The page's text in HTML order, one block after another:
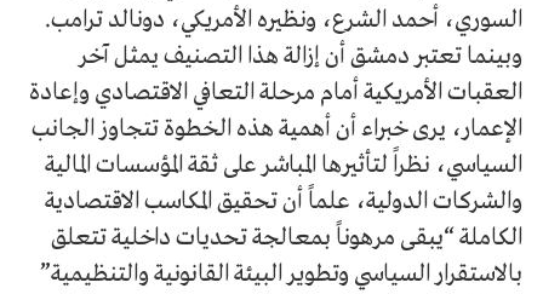
السوري، أحمد الشرع، ونظيره الأمريكي، دونالد ترامب.
وبينما تعتبر دمشق أن إزالة هذا التصنيف يمثل آخر
العقبات الأمريكية أمام مرحلة التعافي الاقتصادي وإعادة
الإعمار، يرى خبراء أن أهمية هذه الخطوة تتجاوز الجانب
السياسي، نظراً لتأثيرها المباشر على ثقة المؤسسات المالية
والشركات الدولية، علماً أن تحقيق المكاسب الاقتصادية
الكاملة “يبقى مرهوناً بمعالجة تحديات داخلية تتعلق
بالاستقرار السياسي وتطوير البيئة القانونية والتنظيمية”